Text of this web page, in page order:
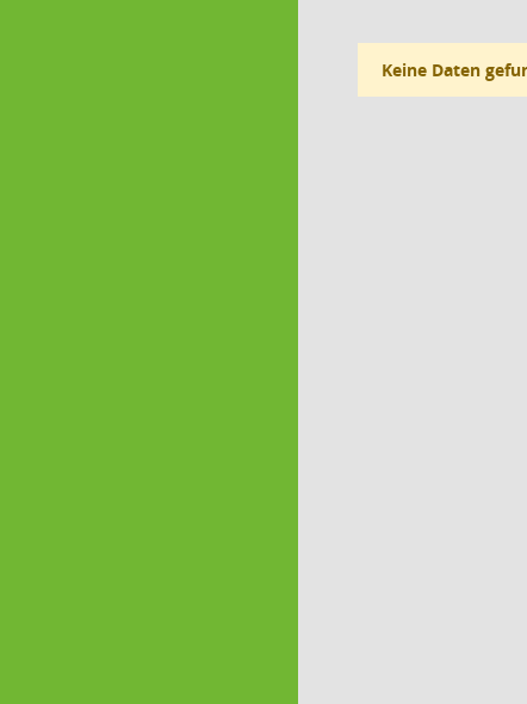
Keine Daten